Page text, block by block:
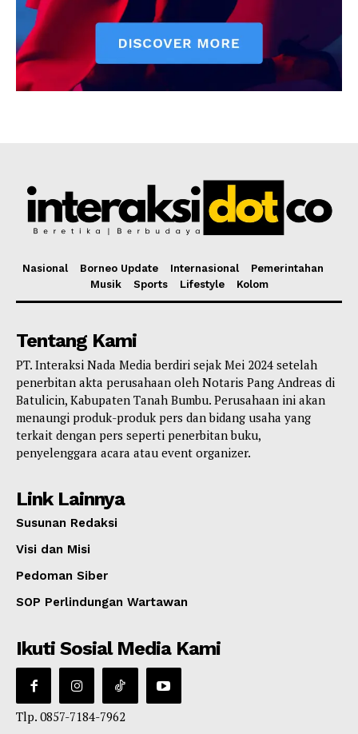
Nasional Borneo Update Internasional
Pemerintahan
Musik
Sports Lifestyle Kolom
Tentang Kami
PT. Interaksi Nada Media berdiri sejak Mei 2024 setelah
penerbitan akta perusahaan oleh Notaris Pang Andreas di
Batulicin, Kabupaten Tanah Bumbu. Perusahaan ini akan
menaungi produk-produk pers dan bidang usaha yang
terkait dengan pers seperti penerbitan buku,
penyelenggara acara atau event organizer.
Link Lainnya
Susunan Redaksi
Visi dan Misi
Pedoman Siber
SOP Perlindungan Wartawan
Ikuti Sosial Media Kami
Tlp. 0857-7184-7962